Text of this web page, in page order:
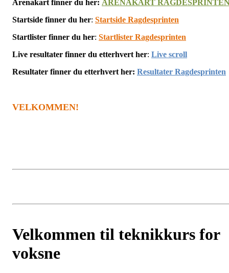
Arenakart finner du her: ARENAKART
Startside finner du her: Startside Ragdesprinten
Startlister finner du her: Startlister Ragdesprinten
Live resultater finner du etterhvert her: Live scroll
Resultater finner du etterhvert her: Resultater Ragdesprinten
VELKOMMEN!
Velkommen til teknikkurs for
voksne